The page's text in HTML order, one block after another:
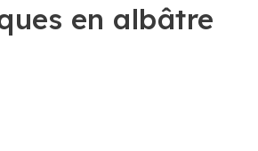
en albâtre